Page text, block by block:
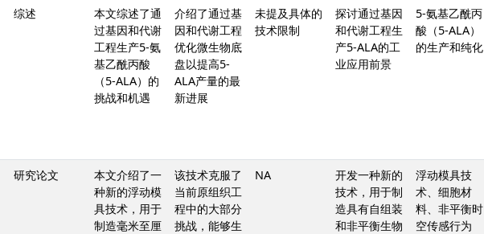
综述
本文综述了通
过基因和代谢
工程生产5-氨
基乙酰丙酸
（5-ALA）的
挑战和机遇
介绍了通过基
因和代谢工程
优化微生物底
盘以提高5-
ALA产量的最
新进展
未提及具体的
技术限制
探讨通过基因
和代谢工程生
产5-ALA的工
业应用前景
5-氨基乙酰丙
酸（5-ALA）
的生产和纯化
研究论文
本文介绍了一
种新的浮动模
具技术，用于
制造毫米至厘
该技术克服了
当前原组织工
程中的大部分
挑战，能够生
NA
开发一种新的
技术，用于制
造具有自组装
和非平衡生物
浮动模具技
术、细胞材
料、非平衡时
空传感行为